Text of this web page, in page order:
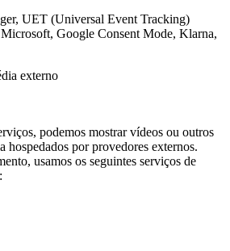
UET (Universal Event Tracking)
Google Consent Mode, Klarna,
externo
podemos mostrar vídeos ou outros
hospedados por provedores externos.
usamos os seguintes serviços de